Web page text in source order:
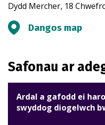
Dydd Mercher, 18
Dangos map
Safonau ar
Ardal a gafodd ei
swyddog diogelwch